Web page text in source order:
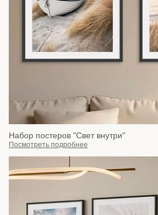
Набор постеров "Свет внутри"
Посмотреть подробнее